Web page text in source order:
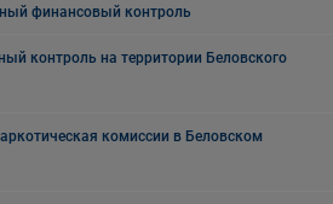
финансовый контроль
контроль на территории Беловского
комиссии в Беловском